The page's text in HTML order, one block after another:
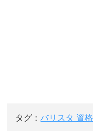
タグ：バリスタ 資格